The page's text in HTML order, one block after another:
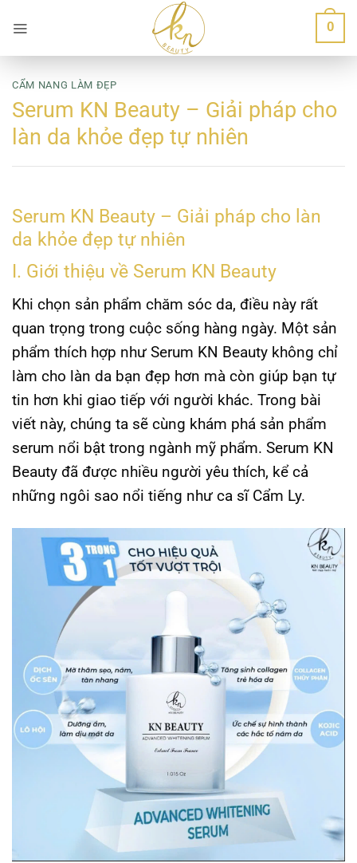
qua
nội
dung
0
CẨM NANG LÀM ĐẸP
Serum KN Beauty – Giải pháp cho
làn da khỏe đẹp tự nhiên
Serum KN Beauty – Giải pháp cho làn
da khỏe đẹp tự nhiên
I. Giới thiệu về Serum KN Beauty
Khi chọn sản phẩm chăm sóc da, điều này rất
quan trọng trong cuộc sống hàng ngày. Một sản
phẩm thích hợp như Serum KN Beauty không chỉ
làm cho làn da bạn đẹp hơn mà còn giúp bạn tự
tin hơn khi giao tiếp với người khác. Trong bài
viết này, chúng ta sẽ cùng khám phá sản phẩm
serum nổi bật trong ngành mỹ phẩm. Serum KN
Beauty đã được nhiều người yêu thích, kể cả
những ngôi sao nổi tiếng như ca sĩ Cẩm Ly.